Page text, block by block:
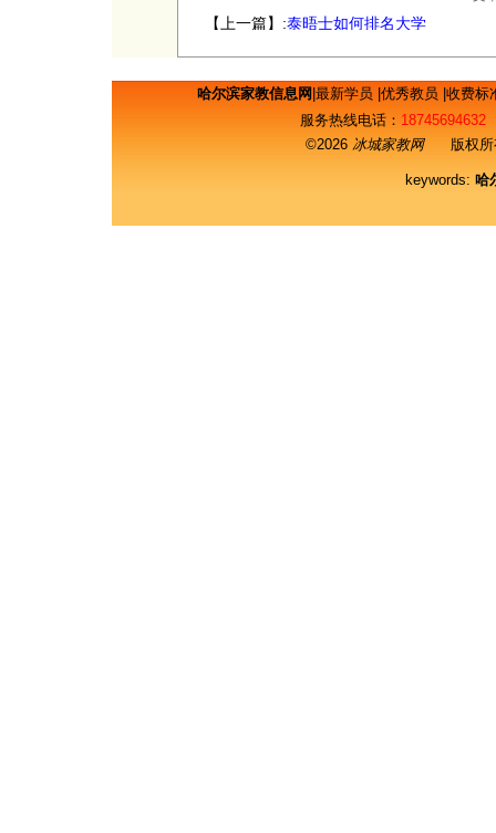
【上一篇】:泰晤士如何排名大学
哈尔滨家教信息网 最新学员 优秀教员 收费标
服务热线电话： 18745694632
©2026 冰城家教网版权所有
keywords: 哈